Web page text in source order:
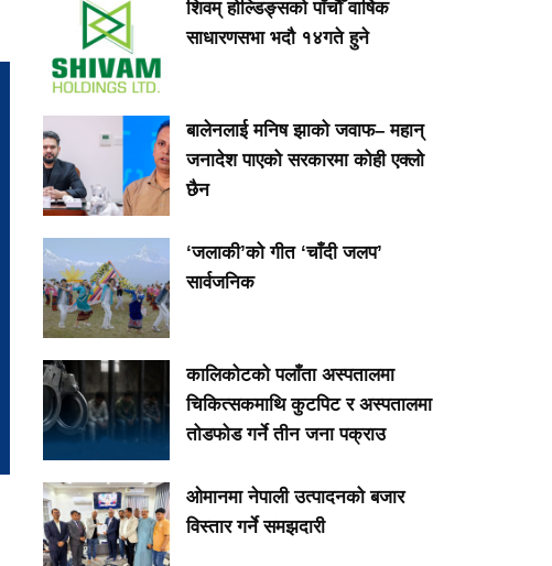
शिवम् होल्डिङ्सको पाँचौँ वार्षिक
साधारणसभा भदौ १४गते हुने
बालेनलाई मनिष झाको जवाफ– महान्
जनादेश पाएको सरकारमा कोही एक्लो
छैन
‘जलाकी’को गीत ‘चाँदी जलप’
सार्वजनिक
कालिकोटको पलाँता अस्पतालमा
चिकित्सकमाथि कुटपिट र अस्पतालमा
तोडफोड गर्ने तीन जना पक्राउ
ओमानमा नेपाली उत्पादनको बजार
विस्तार गर्ने समझदारी